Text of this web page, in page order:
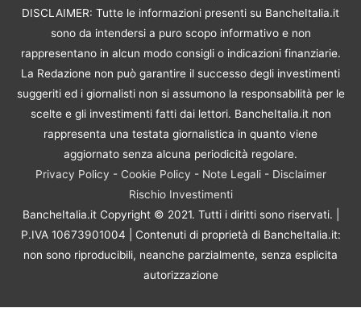
DISCLAIMER: Tutte le informazioni presenti su BancheItalia.it
sono da intendersi a puro scopo informativo e non
rappresentano in alcun modo consigli o indicazioni finanziarie.
La Redazione non può garantire il successo degli investimenti
suggeriti ed i giornalisti non si assumono la responsabilità per le
scelte e gli investimenti fatti dai lettori. BancheItalia.it non
rappresenta una testata giornalistica in quanto viene
aggiornato senza alcuna periodicità regolare.
Privacy Policy - Cookie Policy - Note Legali- Disclaimer
Rischio Investimenti
BancheItalia.it Copyright © 2021. Tutti i diritti sono riservati. |
P.IVA 10673901004 | Contenuti di proprietà di BancheItalia.it:
non sono riproducibili, neanche parzialmente, senza esplicita
autorizzazione